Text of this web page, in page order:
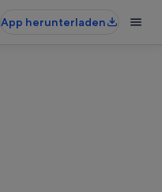
App herunterladen